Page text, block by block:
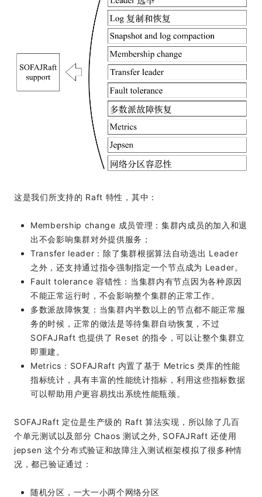
这是我们所支持的 Raft 特性，其中：
Membership change 成员管理：集群内成员的加入和退
出不会影响集群对外提供服务；
Transfer leader：除了集群根据算法自动选出 Leader
之外，还支持通过指令强制指定一个节点成为 Leader。
Fault tolerance 容错性：当集群内有节点因为各种原因
不能正常运行时，不会影响整个集群的正常工作。
多数派故障恢复：当集群内半数以上的节点都不能正常服
务的时候，正常的做法是等待集群自动恢复，不过
SOFAJRaft 也提供了 Reset 的指令，可以让整个集群立
即重建。
Metrics：SOFAJRaft 内置了基于 Metrics 类库的性能
指标统计，具有丰富的性能统计指标，利用这些指标数据
可以帮助用户更容易找出系统性能瓶颈。
SOFAJRaft 定位是生产级的 Raft 算法实现，所以除了几百
个单元测试以及部分 Chaos 测试之外, SOFAJRaft 还使用
jepsen 这个分布式验证和故障注入测试框架模拟了很多种情
况，都已验证通过：
随机分区，一大一小两个网络分区